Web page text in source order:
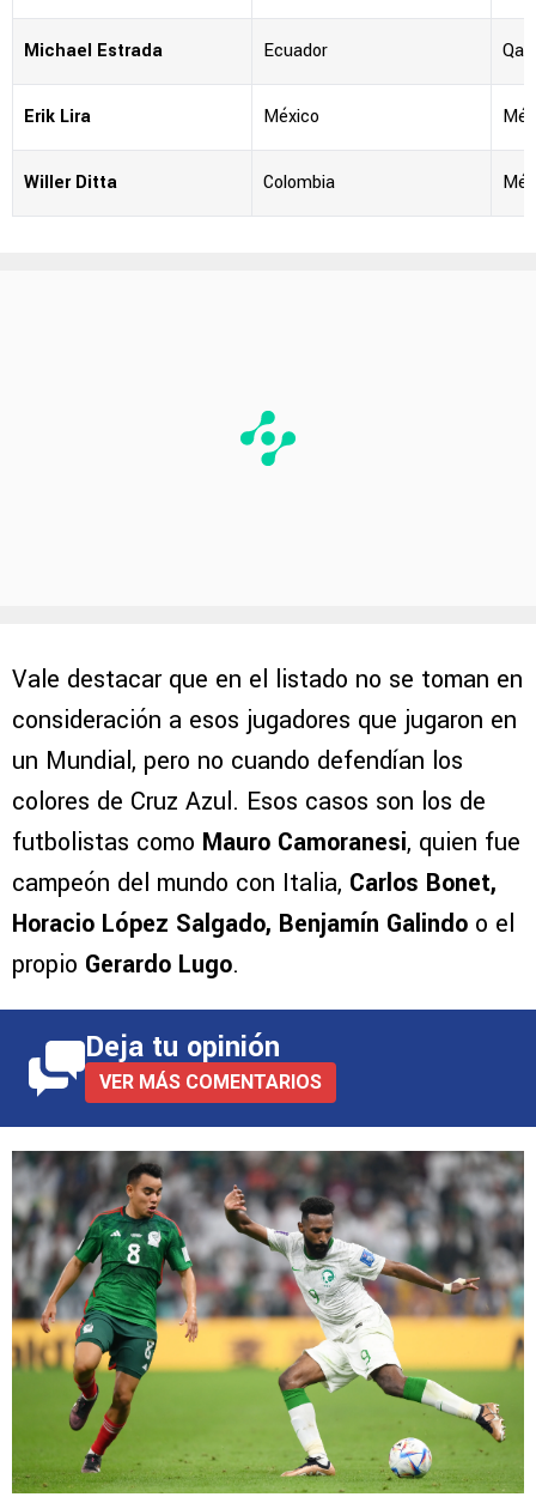
Michael Estrada Ecuador
Erik Lira México
Willer Ditta Colombia
Vale destacar que en el listado no se toman en
consideración a esos jugadores que jugaron en
un Mundial, pero no cuando defendían los
colores de Cruz Azul. Esos casos son los de
futbolistas como Mauro Camoranesi, quien fue
campeón del mundo con Italia, Carlos Bonet,
Horacio López Salgado, Benjamín Galindo o el
propio Gerardo Lugo.
Deja tu opinión
VER MÁS COMENTARIOS